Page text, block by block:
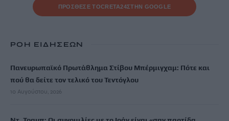
ΠΡΟΣΘΕΣΕ ΤΟCRETA24ΣΤΗΝ GOOGLE
ΡΟΗ ΕΙΔΗΣΕΩΝ
Πανευρωπαϊκό Πρωτάθλημα Στίβου Μπέρμιγχαμ: Πότε και
πού θα δείτε τον τελικό του Τεντόγλου
10 Αυγούστου, 2026